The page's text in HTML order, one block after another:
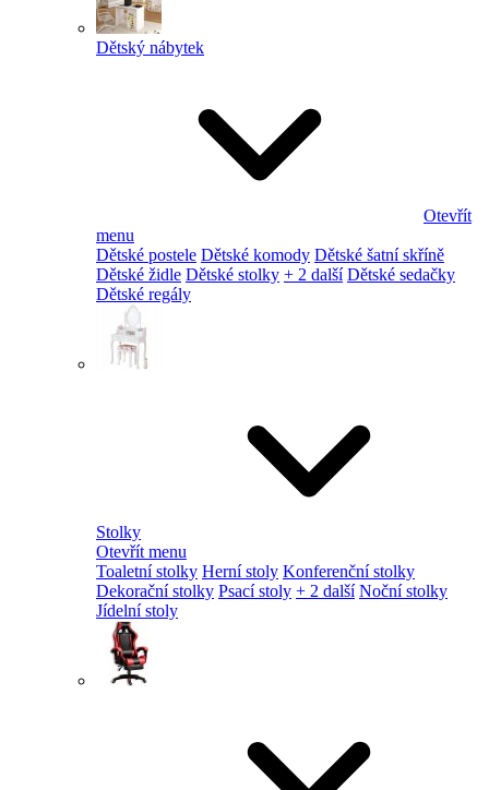
Dětský nábytek
Otevřít
menu
Dětské postele Dětské komody Dětské šatní skříně
Dětské židle Dětské stolky + 2 další Dětské sedačky
Dětské regály
Stolky
Otevřít menu
Toaletní stolky Herní stoly Konferenční stolky
Dekorační stolky Psací stoly + 2 další Noční stolky
Jídelní stoly